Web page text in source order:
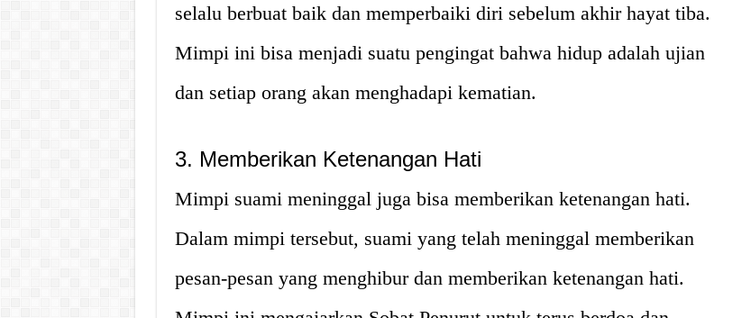
selalu berbuat baik dan memperbaiki diri sebelum akhir hayat tiba.
Mimpi ini bisa menjadi suatu pengingat bahwa hidup adalah ujian
dan setiap orang akan menghadapi kematian.
3. Memberikan Ketenangan Hati
Mimpi suami meninggal juga bisa memberikan ketenangan hati.
Dalam mimpi tersebut, suami yang telah meninggal memberikan
pesan-pesan yang menghibur dan memberikan ketenangan hati.